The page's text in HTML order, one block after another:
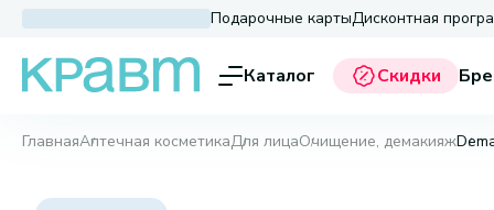
Подарочные картыДисконтная
Каталог Скидки
ГлавнаяАптечная косметикаДля лицаОчищение, демакияж